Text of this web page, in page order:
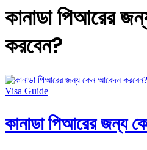
কানাডা পিআরের
করবেন?
Visa Guide
কানাডা পিআরের জন্য